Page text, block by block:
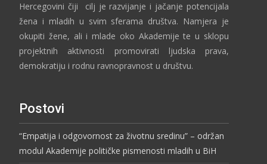
Hercegovini čiji cilj je razvijanje i jačanje potencijala
žena i mladih u svim sferama društva. Namjera je
okupiti žene, ali i mlade oko Akademije te u sklopu
projektnih aktivnosti promovirati ljudska prava,
demokratiju i rodnu ravnopravnost u društvu.
Postovi
“Empatija i odgovornost za životnu sredinu” – održan
modul Akademije političke pismenosti mladih u BiH